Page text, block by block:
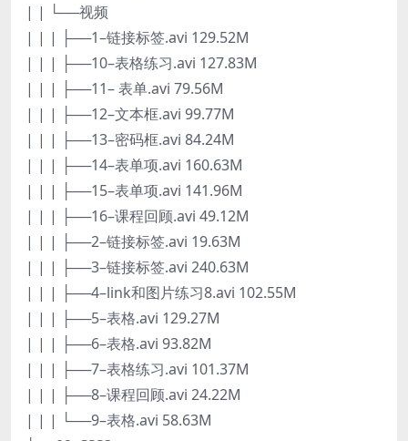
| | └──视频
| | | ├──1–链接标签.avi 129.52M
| | | ├──10–表格练习.avi 127.83M
| | | ├──11– 表单.avi 79.56M
| | | ├──12–文本框.avi 99.77M
| | | ├──13–密码框.avi 84.24M
| | | ├──14–表单项.avi 160.63M
| | | ├──15–表单项.avi 141.96M
| | | ├──16–课程回顾.avi 49.12M
| | | ├──2–链接标签.avi 19.63M
| | | ├──3–链接标签.avi 240.63M
| | | ├──4–link和图片练习8.avi 102.55M
| | | ├──5–表格.avi 129.27M
| | | ├──6–表格.avi 93.82M
| | | ├──7–表格练习.avi 101.37M
| | | ├──8–课程回顾.avi 24.22M
| | | └──9–表格.avi 58.63M